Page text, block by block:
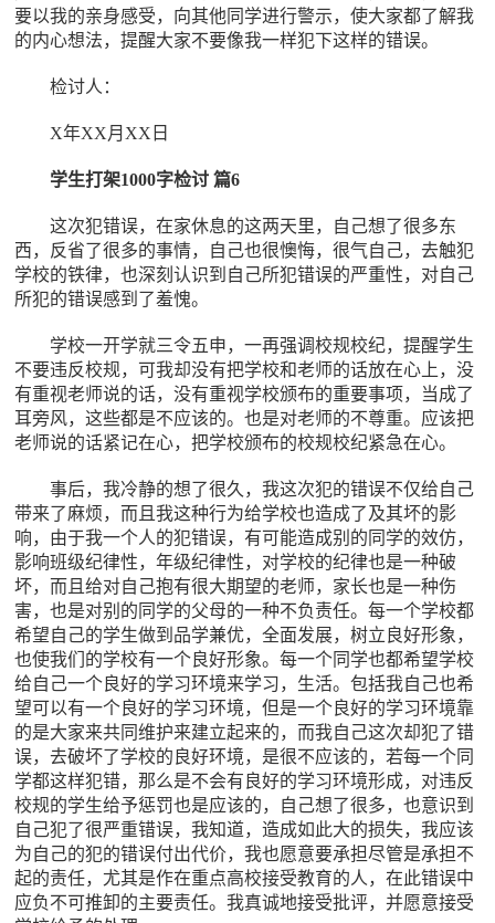
要以我的亲身感受，向其他同学进行警示，使大家都了解我
的内心想法，提醒大家不要像我一样犯下这样的错误。
检讨人：
X年XX月XX日
学生打架1000字检讨 篇6
这次犯错误，在家休息的这两天里，自己想了很多东
西，反省了很多的事情，自己也很懊悔，很气自己，去触犯
学校的铁律，也深刻认识到自己所犯错误的严重性，对自己
所犯的错误感到了羞愧。
学校一开学就三令五申，一再强调校规校纪，提醒学生
不要违反校规，可我却没有把学校和老师的话放在心上，没
有重视老师说的话，没有重视学校颁布的重要事项，当成了
耳旁风，这些都是不应该的。也是对老师的不尊重。应该把
老师说的话紧记在心，把学校颁布的校规校纪紧急在心。
事后，我冷静的想了很久，我这次犯的错误不仅给自己
带来了麻烦，而且我这种行为给学校也造成了及其坏的影
响，由于我一个人的犯错误，有可能造成别的同学的效仿，
影响班级纪律性，年级纪律性，对学校的纪律也是一种破
坏，而且给对自己抱有很大期望的老师，家长也是一种伤
害，也是对别的同学的父母的一种不负责任。每一个学校都
希望自己的学生做到品学兼优，全面发展，树立良好形象，
也使我们的学校有一个良好形象。每一个同学也都希望学校
给自己一个良好的学习环境来学习，生活。包括我自己也希
望可以有一个良好的学习环境，但是一个良好的学习环境靠
的是大家来共同维护来建立起来的，而我自己这次却犯了错
误，去破坏了学校的良好环境，是很不应该的，若每一个同
学都这样犯错，那么是不会有良好的学习环境形成，对违反
校规的学生给予惩罚也是应该的，自己想了很多，也意识到
自己犯了很严重错误，我知道，造成如此大的损失，我应该
为自己的犯的错误付出代价，我也愿意要承担尽管是承担不
起的责任，尤其是作在重点高校接受教育的人，在此错误中
应负不可推卸的主要责任。我真诚地接受批评，并愿意接受